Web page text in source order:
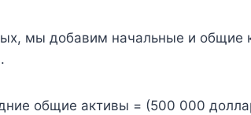
мы добавим начальные и общие
общие активы = (500 000